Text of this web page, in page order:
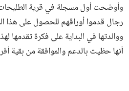
وأوضحت أول مسجلة في قرية
رجال قدموا أوراقهم للحصول على هذا
ووالدتها في البداية على فكرة تقدمها
أنها حظيت بالدعم والموافقة من بقية